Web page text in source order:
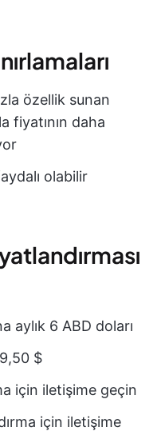
özellik sunan
fiyatının daha
olabilir
aylık 6 ABD doları
9,50 $
için iletişime geçin
için iletişime